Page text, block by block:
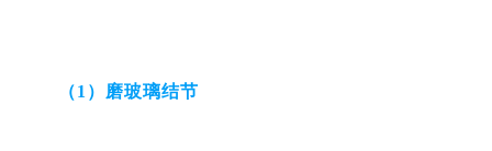
（1）磨玻璃结节